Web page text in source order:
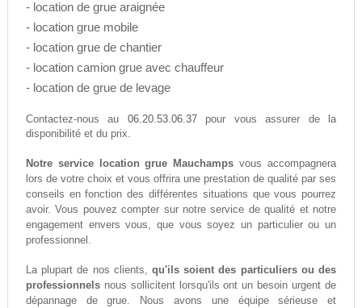
- location de grue araignée
- location grue mobile
- location grue de chantier
- location camion grue avec chauffeur
- location de grue de levage
Contactez-nous au 06.20.53.06.37pour vous assurer de la
disponibilité et du prix.
Notre service location grue Mauchamps vous accompagnera
lors de votre choix et vous offrira une prestation de qualité par ses
conseils en fonction des différentes situations que vous pourrez
avoir. Vous pouvez compter sur notre service de qualité et notre
engagement envers vous, que vous soyez un particulier ou un
professionnel.
La plupart de nos clients, qu'ils soient des particuliers ou des
professionnelsnous sollicitent lorsqu'ils ont un besoin urgent de
dépannage de grue. Nous avons une équipe sérieuse et